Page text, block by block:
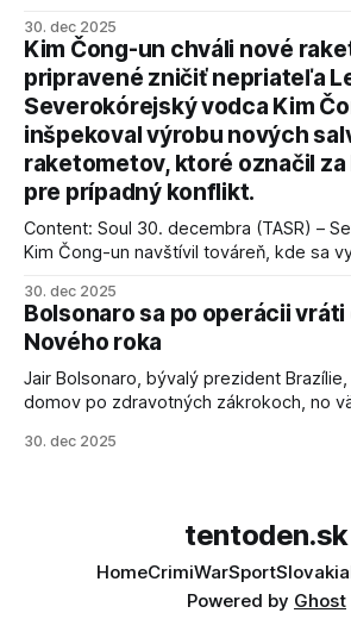
kľúčové pre úspešné dosiahnutie
AFP informuje, že Trump vyjadril
podmienky dohody o prí
30. dec 2025
Kim Čong-un chváli nové
pripravené zničiť nepriateľa
Severokórejský vodca Kim
inšpekoval výrobu nových
raketometov, ktoré označil
pre prípadný konflikt.
Content: Soul 30. decembra (TASR) –
Kim Čong-un navštívil továreň, kde sa
schopnosti. Informovali o tom štátne
sa odvoláva agentúra AFP.
30. dec 2025
Bolsonaro sa po operácii
Nového roka
Jair Bolsonaro, bývalý prezident
domov po zdravotných zákrokoch, no
30. dec 2025
tentoden.sk
HomeCrimiWarSportSlovakia
Powered by Ghost